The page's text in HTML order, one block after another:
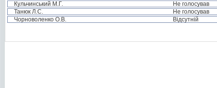
Кульчинський М.Г.
Не голосував
Танюк Л.С.
Не голосував
Чорноволенко О.В.
Відсутній